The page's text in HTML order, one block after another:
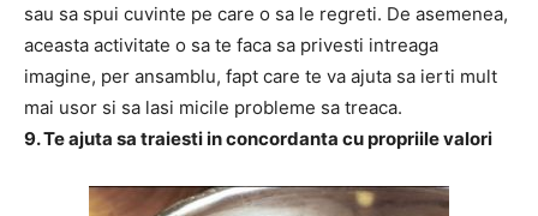
sau sa spui cuvinte pe care o sa le regreti. De asemenea,
aceasta activitate o sa te faca sa privesti intreaga
imagine, per ansamblu, fapt care te va ajuta sa ierti mult
mai usor si sa lasi micile probleme sa treaca.
9. Te ajuta sa traiesti in concordanta cu propriile valori